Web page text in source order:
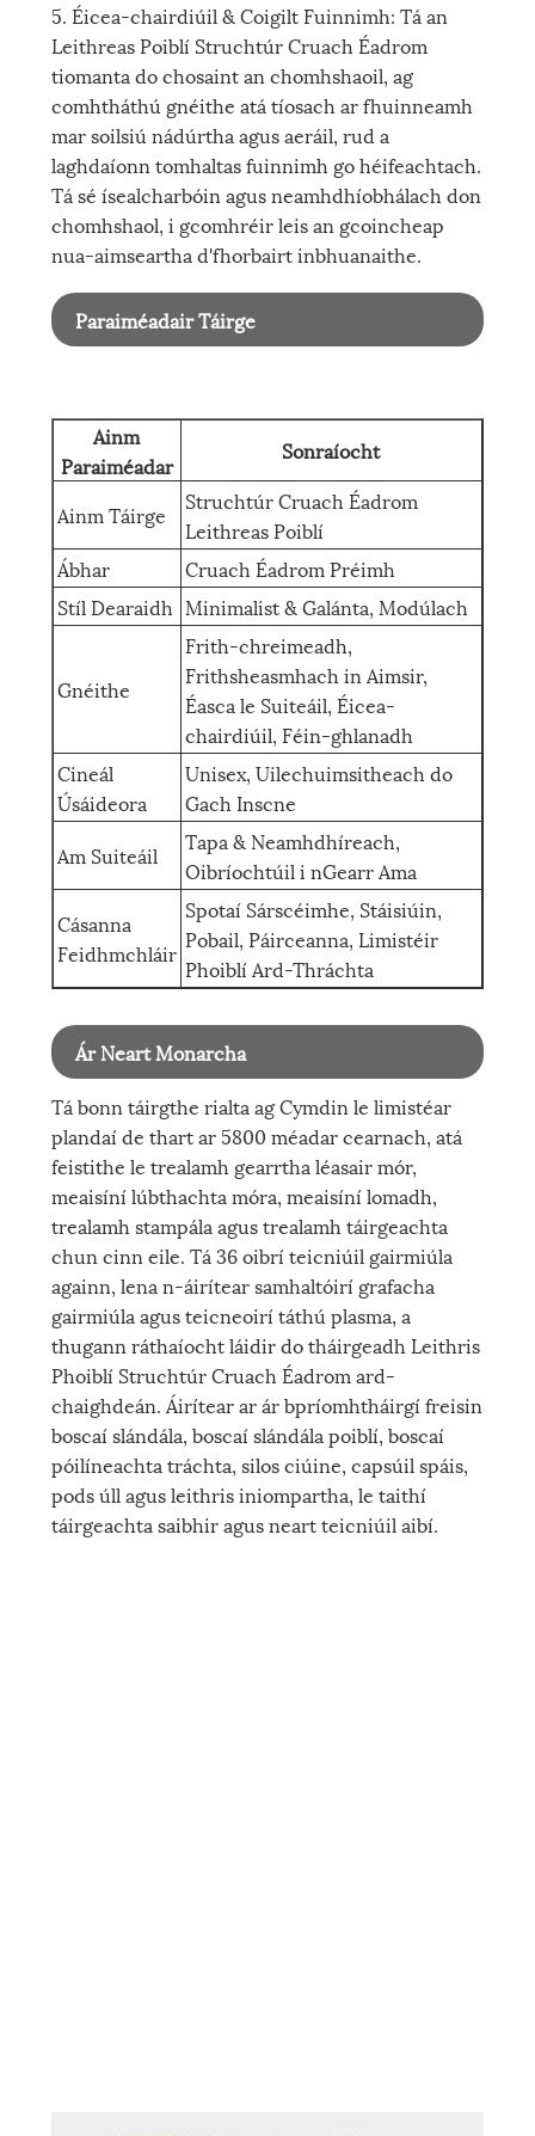
5. Éicea-chairdiúil & Coigilt Fuinnimh: Tá an
Leithreas Poiblí Struchtúr Cruach Éadrom
tiomanta do chosaint an chomhshaoil, ag
comhtháthú gnéithe atá tíosach ar fhuinneamh
mar soilsiú nádúrtha agus aeráil, rud a
laghdaíonn tomhaltas fuinnimh go héifeachtach.
Tá sé ísealcharbóin agus neamhdhíobhálach don
chomhshaol, i gcomhréir leis an gcoincheap
nua-aimseartha d'fhorbairt inbhuanaithe.
Paraiméadair Táirge
Ainm
Paraiméadar
Sonraíocht
Ainm Táirge
Struchtúr Cruach Éadrom
Leithreas Poiblí
Ábhar
Cruach Éadrom Préimh
Stíl Dearaidh Minimalist & Galánta, Modúlach
Gnéithe
Frith-chreimeadh,
Frithsheasmhach in Aimsir,
Éasca le Suiteáil, Éicea-
chairdiúil, Féin-ghlanadh
Cineál
Úsáideora
Unisex, Uilechuimsitheach do
Gach Inscne
Am Suiteáil
Tapa & Neamhdhíreach,
Oibríochtúil i nGearr Ama
Cásanna
Feidhmchláir
Spotaí Sárscéimhe, Stáisiúin,
Pobail, Páirceanna, Limistéir
Phoiblí Ard-Thráchta
Ár Neart Monarcha
Tá bonn táirgthe rialta ag Cymdin le limistéar
plandaí de thart ar 5800 méadar cearnach, atá
feistithe le trealamh gearrtha léasair mór,
meaisíní lúbthachta móra, meaisíní lomadh,
trealamh stampála agus trealamh táirgeachta
chun cinn eile. Tá 36 oibrí teicniúil gairmiúla
againn, lena n-áirítear samhaltóirí grafacha
gairmiúla agus teicneoirí táthú plasma, a
thugann ráthaíocht láidir do tháirgeadh Leithris
Phoiblí Struchtúr Cruach Éadrom ard-
chaighdeán. Áirítear ar ár bpríomhtháirgí freisin
boscaí slándála, boscaí slándála poiblí, boscaí
póilíneachta tráchta, silos ciúine, capsúil spáis,
pods úll agus leithris iniompartha, le taithí
táirgeachta saibhir agus neart teicniúil aibí.